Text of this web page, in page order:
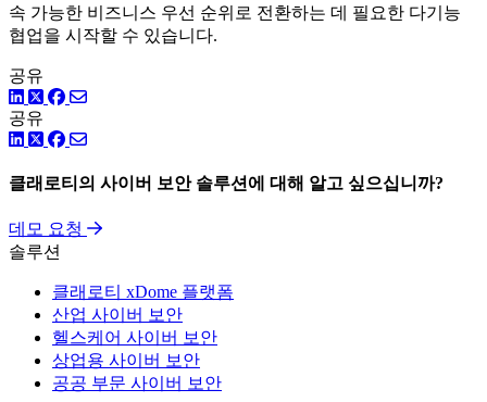
속 가능한 비즈니스 우선 순위로 전환하는 데 필요한 다기능
협업을 시작할 수 있습니다.
공유
링크드인
트위터페이스북
공유
링크드인
트위터페이스북
클래로티의 사이버 보안 솔루션에 대해 알고 싶으십니까?
데모 요청
솔루션
클래로티 xDome 플랫폼
산업 사이버 보안
헬스케어 사이버 보안
상업용 사이버 보안
공공 부문 사이버 보안